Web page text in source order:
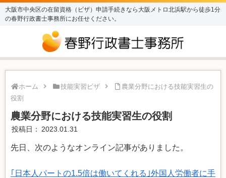
大阪市中央区の在留資格（ビザ）申請手続きなら大阪メトロ北浜駅から徒歩1分
の春野行政書士事務所にお任せください。
ホーム 技能実習ビザ
農業分野における技能実習生の
役割
農業分野における技能実習生の役割
投稿日： 2023.01.31
先日、次のようなオンライン記事がありました。
｢日本人パートの1.5倍は働いてくれる｣外国人労働者に手